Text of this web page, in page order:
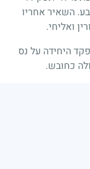
השאיר אחריו
ואליחי.
היחידה על נס
כחובש.